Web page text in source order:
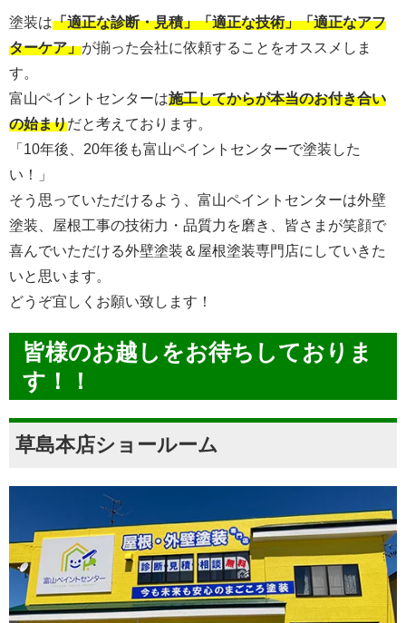
塗装は「適正な診断・見積」「適正な技術」「適正なアフ
ターケア」が揃った会社に依頼することをオススメしま
す。
富山ペイントセンターは施工してからが本当のお付き合い
の始まりだと考えております。
「10年後、20年後も富山ペイントセンターで塗装した
い！」
そう思っていただけるよう、富山ペイントセンターは外壁
塗装、屋根工事の技術力・品質力を磨き、皆さまが笑顔で
喜んでいただける外壁塗装＆屋根塗装専門店にしていきた
いと思います。
どうぞ宜しくお願い致します！
皆様のお越しをお待ちしておりま
す！！
草島本店ショールーム